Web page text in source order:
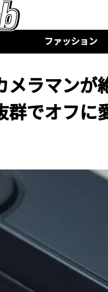
ファッション
メラマン
群でオフに